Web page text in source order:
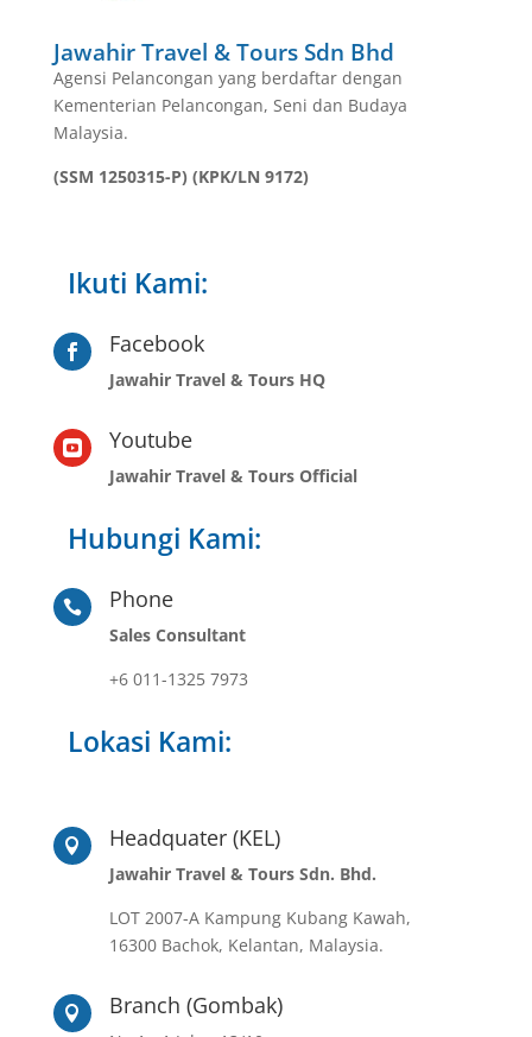
Jawahir Travel & Tours Sdn Bhd
Agensi Pelancongan yang berdaftar dengan
Kementerian Pelancongan, Seni dan Budaya
Malaysia.
(SSM 1250315-P) (KPK/LN 9172)
Ikuti Kami:
 Facebook
Jawahir Travel & Tours HQ
 Youtube
Jawahir Travel & Tours Official
Hubungi Kami:
 Phone
Sales Consultant
+6 011-1325 7973
Lokasi Kami:
 Headquater (KEL)
Jawahir Travel & Tours Sdn. Bhd.
LOT 2007-A Kampung Kubang Kawah,
16300 Bachok, Kelantan, Malaysia.
 Branch (Gombak)